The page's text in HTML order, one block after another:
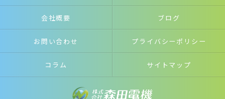
会社概要 ブログ
お問い合わせ プライバシーポリシー
コラム サイトマップ